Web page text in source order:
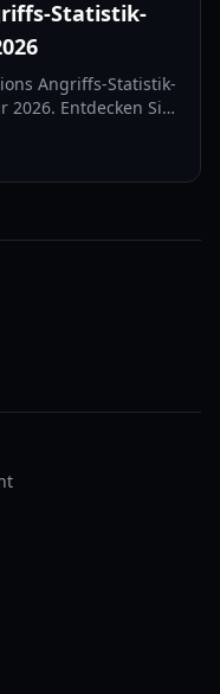
Statistik-
Angriffs-Statistik-
Entdecken Sie